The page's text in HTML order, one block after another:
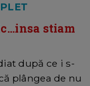
stiam
după ce i s-
plângea de nu